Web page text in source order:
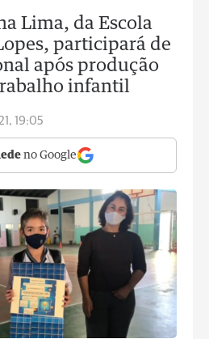
Lima, da Escola
participará de
após produção
infantil
19:05
no Google